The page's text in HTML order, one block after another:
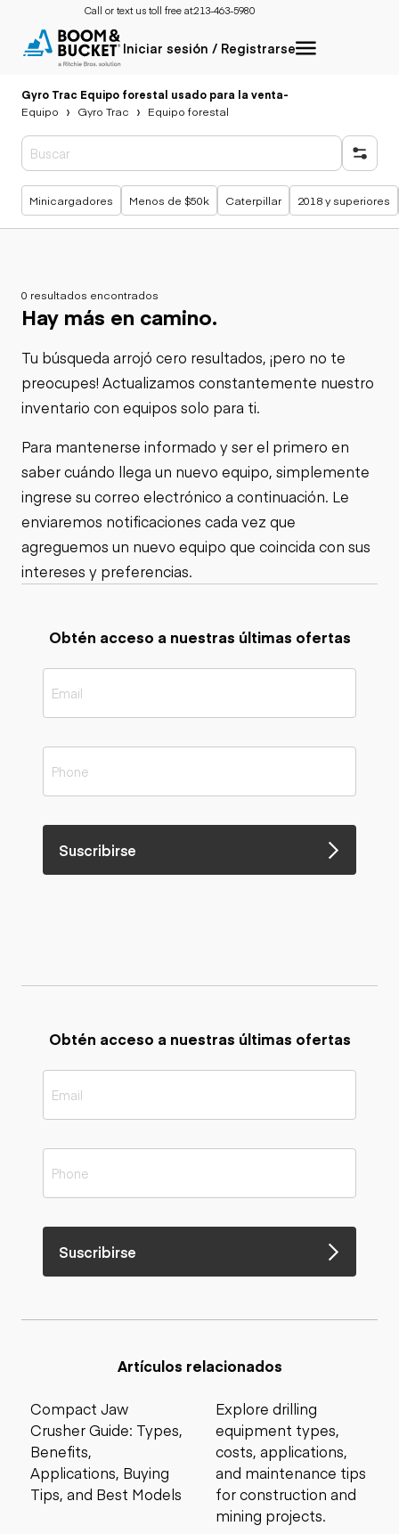
Call or text us toll free at:213-463-5980
Iniciar sesión / Registrarse
Gyro Trac Equipo forestal usado para la venta-
Equipo
Gyro Trac Equipo forestal
Búsquedas populares
Minicargadores Menos de $50k Caterpillar 2018 y superiores
0 resultados encontrados
Hay más en camino.
Tu búsqueda arrojó cero resultados, ¡pero no te
preocupes! Actualizamos constantemente nuestro
inventario con equipos solo para ti.
Para mantenerse informado y ser el primero en
saber cuándo llega un nuevo equipo, simplemente
ingrese su correo electrónico a continuación. Le
enviaremos notificaciones cada vez que
agreguemos un nuevo equipo que coincida con sus
intereses y preferencias.
Obtén acceso a nuestras últimas ofertas
Suscribirse
Obtén acceso a nuestras últimas ofertas
Suscribirse
Artículos relacionados
Compact Jaw
Crusher Guide: Types,
Benefits,
Applications, Buying
Tips, and Best Models
Explore drilling
equipment types,
costs, applications,
and maintenance tips
for construction and
mining projects.